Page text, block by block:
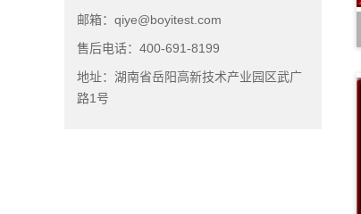
邮箱：qiye@boyitest.com
售后电话：400-691-8199
地址：湖南省岳阳高新技术产业园区武广
路1号